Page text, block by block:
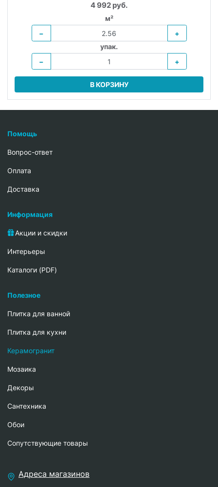
4 992 руб.
м²
−
+
упак.
−
+
В КОРЗИНУ
Помощь
Вопрос-ответ
Oплата
Доставка
Информация
Акции и скидки
Интерьеры
Каталоги (PDF)
Полезное
Плитка для ванной
Плитка для кухни
Керамогранит
Мозаика
Декоры
Сантехника
Обои
Сопутствующие товары
Адреса магазинов